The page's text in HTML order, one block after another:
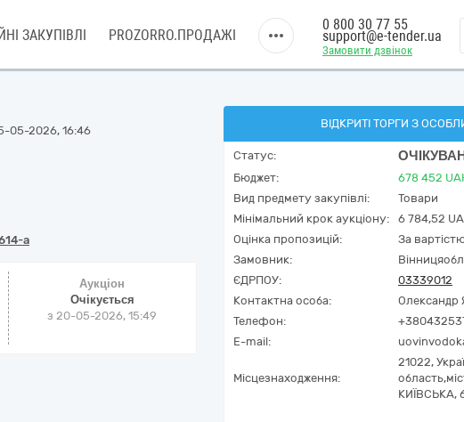
ЗАКУПІВЛІ PROZORRO.ПРОДАЖІ
Замовити дзвінок
0 800 30 77 55
support@e-tender.ua
05-2026, 16:46
a
Аукціон
Очікується
з20-05-2026, 15:49
ВІДКРИТІ ТОРГИ З
Статус:
Бюджет: 678 452
Вид предмету закупівлі:
Товари
Мінімальний крок аукціону:
6 784,52
Оцінка пропозицій:
За
Замовник:
ЄДРПОУ:
03339012
Контактна особа:
Олександр
Телефон:
E-mail:
Місцезнаходження:
21022,
область,
КИЇВСЬКА,